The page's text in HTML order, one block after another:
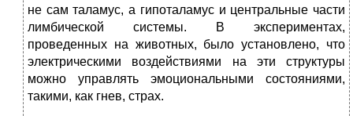
не сам таламус, а гипоталамус и центральные части
лимбической системы. В экспериментах,
проведенных на животных, было установлено, что
электрическими воздействиями на эти структуры
можно управлять эмоциональными состояниями,
такими, как гнев, страх.